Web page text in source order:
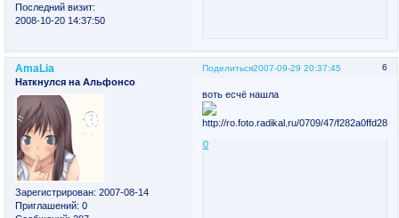
Последний визит:
2008-10-20 14:37:50
Поделиться 6
2007-09-29 20:37:45
AmaLia
Наткнулся на Альфонсо
Зарегистрирован: 2007-08-14
Приглашений: 0
воть есчё нашла
0